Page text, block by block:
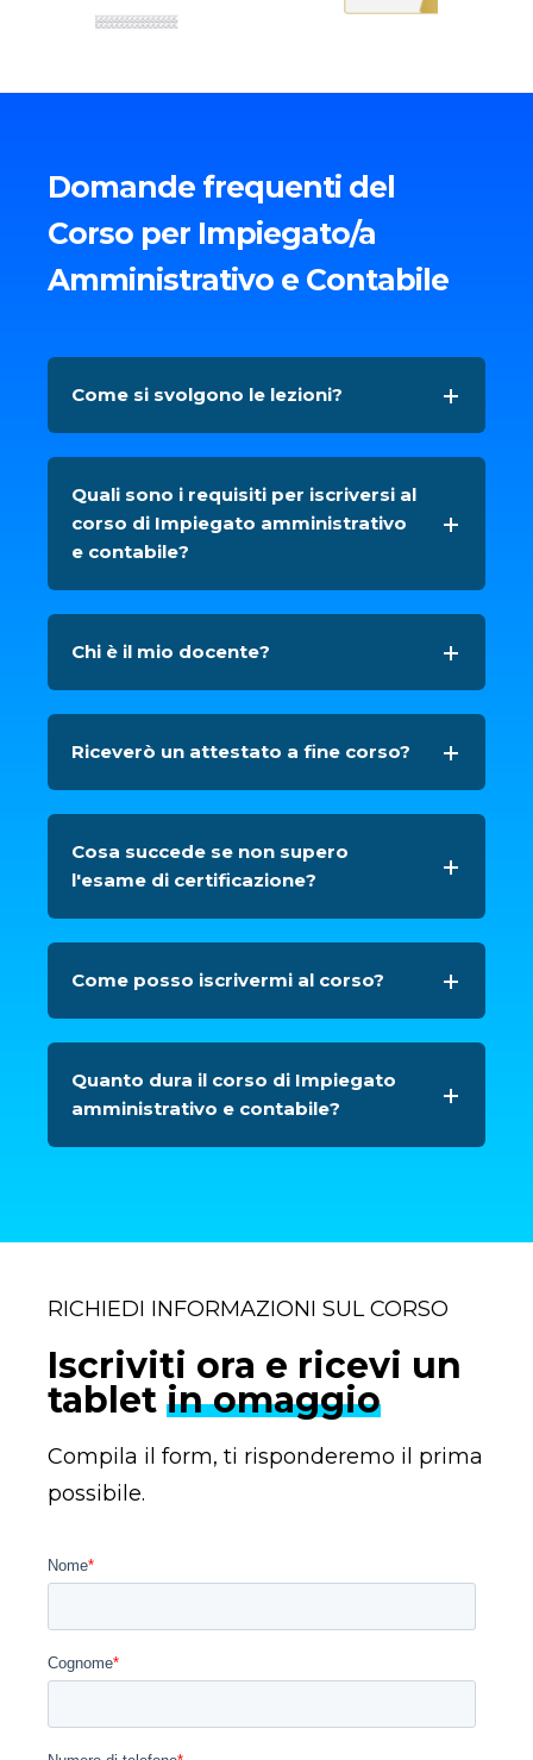
Domande frequenti del
Corso per Impiegato/a
Amministrativo e Contabile
Come si svolgono le lezioni?
Quali sono i requisiti per iscriversi al
corso di Impiegato amministrativo
e contabile?
Chi è il mio docente?
Riceverò un attestato a fine corso?
Cosa succede se non supero
l'esame di certificazione?
Come posso iscrivermi al corso?
Quanto dura il corso di Impiegato
amministrativo e contabile?
RICHIEDI INFORMAZIONI SUL CORSO
Iscriviti ora e ricevi un
tablet in omaggio
Compila il form, ti risponderemo il prima
possibile.